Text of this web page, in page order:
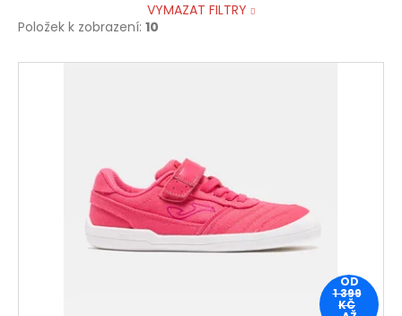
VYMAZAT FILTRY
Položek k zobrazení: 10
V
OD
1 399
KČ